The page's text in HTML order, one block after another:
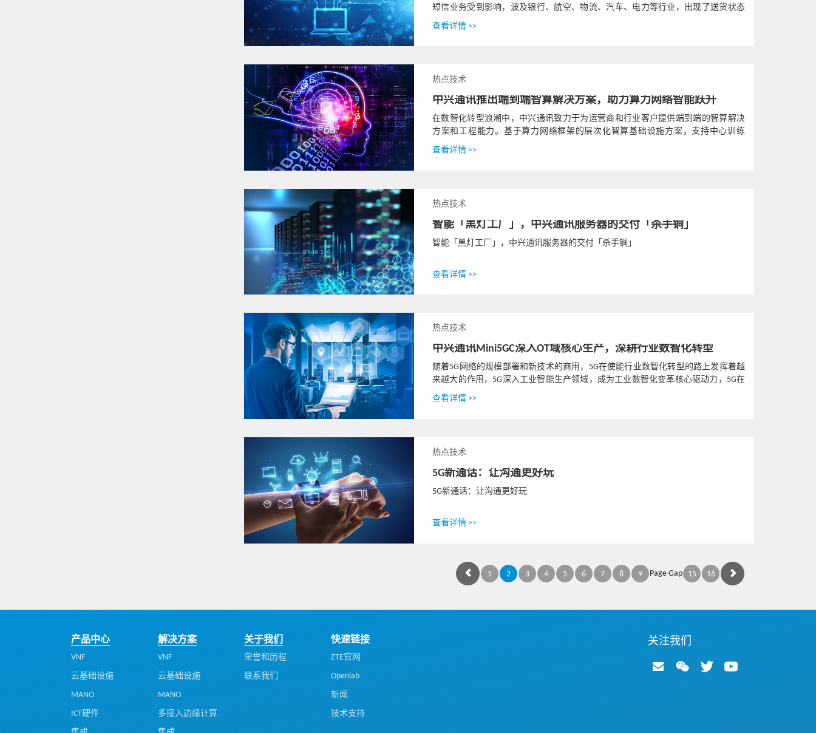
短信业务受到影响，波及银行、航空、物流、汽车、电力等行业，出现了送货状态
系统无法更新、ATM机无法正常使用等情况。
查看详情 >>
热点技术
中兴通讯推出端到端智算解决方案，助力算力网络智能跃升
在数智化转型浪潮中，中兴通讯致力于为运营商和行业客户提供端到端的智算解决
方案和工程能力。基于算力网络框架的层次化智算基础设施方案，支持中心训练
池、省份推理池和边缘训推一体机全场景部署，为算力网络智能跃升...
查看详情 >>
热点技术
智能「黑灯工厂」，中兴通讯服务器的交付「杀手锏」
智能「黑灯工厂」，中兴通讯服务器的交付「杀手锏」
查看详情 >>
热点技术
中兴通讯Mini5GC深入OT域核心生产，深耕行业数智化转型
随着5G网络的规模部署和新技术的商用，5G在使能行业数智化转型的路上发挥着越
来越大的作用，5G深入工业智能生产领域，成为工业数智化变革核心驱动力，5G在
工业领域从主要服务于工厂园区管理逐渐渗透到车间现场...
查看详情 >>
热点技术
5G新通话：让沟通更好玩
5G新通话：让沟通更好玩
查看详情 >>
1 2 3 4 5 6 7 8 9 Page Gap 15 16
产品中心
VNF
云基础设施
MANO
ICT硬件
解决方案
VNF
云基础设施
MANO
多接入边缘计算
关于我们
荣誉和历程
联系我们
快速链接
ZTE官网
Openlab
新闻
技术支持
关注我们